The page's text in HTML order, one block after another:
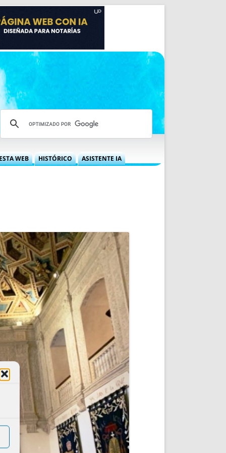
IRPF
WEB
CONVENCIONES ANUALES
NUEVA ETAPA
POLÍTICA DE PRIVACIDAD
AVISO LEGAL
REPORTAR INCIDENCIA
LOGOTIPO
ENTREVISTAS
SONRISA
ENVÍA CORREO
CANALES DE VÍDEO
HISTÓRICO ASISTENTE IA